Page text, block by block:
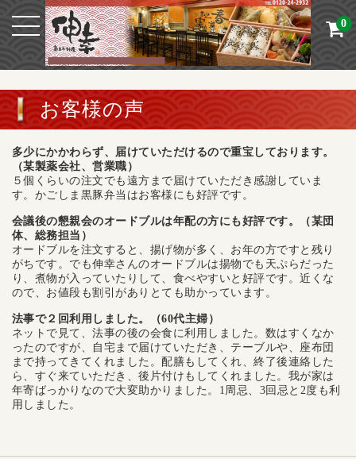
0
お客様の声
多少にかかわらず、届けていただけるので重宝しております。
（某製薬会社、営業職）
５個くらいの注文でも遠方まで届けていただき感謝していま
す。かごしま黒豚弁当はお客様にも好評です。
会議後の懇親会のオードブルは年配の方にも好評です。（某団
体、総務担当）
オードブルを注文すると、揚げ物が多く、お年の方ですと残り
がちです。でも伸幸さんのオードブルは揚物でも天ぷらだった
り、煮物が入っていたりして、食べやすいと好評です。近くな
ので、お値段も割引がありとても助かっています。
法事で２回利用しました。（60代主婦）
ネットで見て、法事の後の会食に利用しました。数はすくなか
ったのですが、自宅まで届けていただき、テーブルや、座布団
まで持ってきてくれました。配膳もしてくれ、終了後連絡した
ら、すぐ来ていただき、後片付けもしてくれました。我が家は
年寄ばっかりなので大変助かりました。1周忌、3回忌と2度も利
用しました。